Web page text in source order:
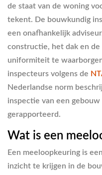
de staat van de woning
tekent. De bouwkundig
een onafhankelijk
constructie, het dak en
uniformiteit te
inspecteurs volgens de
Nederlandse norm
inspectie van een
gerapporteerd.
Wat is een
Een meeloopkeuring is
inzicht te krijgen in de